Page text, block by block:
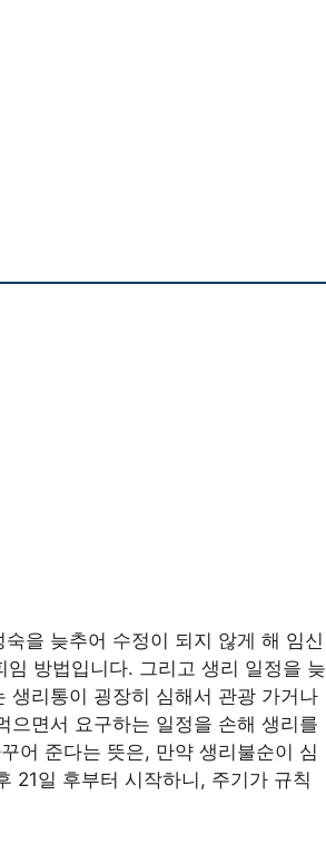
을 늦추어 수정이 되지 않게 해 임신
방법입니다. 그리고 생리 일정을 늦
생리통이 굉장히 심해서 관광 가거나
으면서 요구하는 일정을 손해 생리를
어 준다는 뜻은, 만약 생리불순이 심
21일 후부터 시작하니, 주기가 규칙